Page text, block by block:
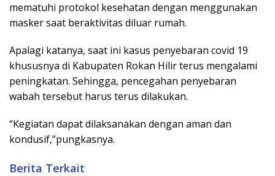
mematuhi protokol kesehatan dengan menggunakan
masker saat beraktivitas diluar rumah.
Apalagi katanya, saat ini kasus penyebaran covid 19
khususnya di Kabupaten Rokan Hilir terus mengalami
peningkatan. Sehingga, pencegahan penyebaran
wabah tersebut harus terus dilakukan.
“Kegiatan dapat dilaksanakan dengan aman dan
kondusif,”pungkasnya.
Berita Terkait